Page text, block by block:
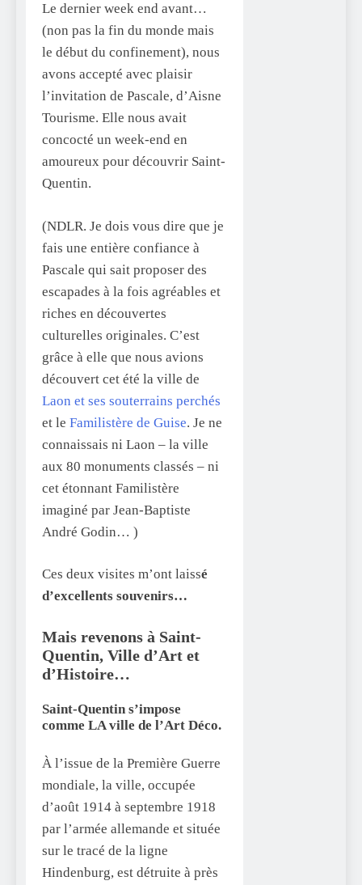
Le dernier week end avant…
(non pas la fin du monde mais
le début du confinement), nous
avons accepté avec plaisir
l’invitation de Pascale, d’Aisne
Tourisme. Elle nous avait
concocté un week-end en
amoureux pour découvrir Saint-
Quentin.
(NDLR. Je dois vous dire que je
fais une entière confiance à
Pascale qui sait proposer des
escapades à la fois agréables et
riches en découvertes
culturelles originales. C’est
grâce à elle que nous avions
découvert cet été la ville de
Laon et ses souterrains perchés
et le Familistère de Guise. Je ne
connaissais ni Laon – la ville
aux 80 monuments classés – ni
cet étonnant Familistère
imaginé par Jean-Baptiste
André Godin… )
Ces deux visites m’ont laissé
d’excellents souvenirs…
Mais revenons à Saint-
Quentin, Ville d’Art et
d’Histoire…
Saint-Quentin s’impose
comme LA ville de l’Art Déco.
À l’issue de la Première Guerre
mondiale, la ville, occupée
d’août 1914 à septembre 1918
par l’armée allemande et située
sur le tracé de la ligne
Hindenburg, est détruite à près